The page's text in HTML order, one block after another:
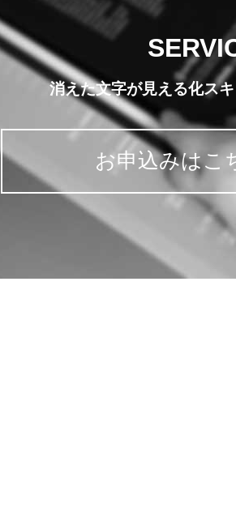
消えた文字が見える化ス
お申込みはこ